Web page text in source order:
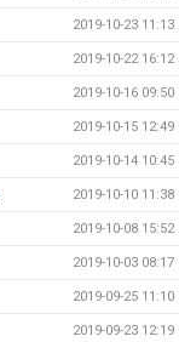
2019-10-23 11:13
2019-10-22 16:12
2019-10-16 09:50
2019-10-15 12:49
2019-10-14 10:45
2019-10-10 11:38
2019-10-08 15:52
2019-10-03 08:17
2019-09-25 11:10
2019-09-23 12:19